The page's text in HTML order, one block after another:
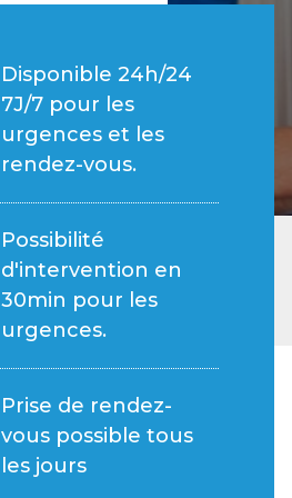
Disponible 24h/24
7J/7 pour les
urgences et les
rendez-vous.
Possibilité
d'intervention en
30min pour les
urgences.
Prise de rendez-
vous possible tous
les jours